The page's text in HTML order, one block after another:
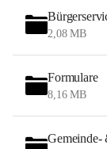
2,08 MB
Formulare
8,16 MB
Gemeinde-